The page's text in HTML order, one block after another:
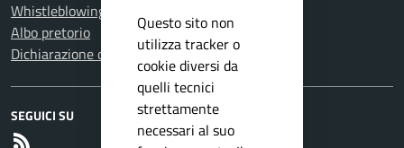
Whistleblowing
Albo pretorio
Dichiarazione di accessibilità
SEGUICI SU
Questo sito non
utilizza tracker o
cookie diversi da
quelli tecnici
strettamente
necessari al suo